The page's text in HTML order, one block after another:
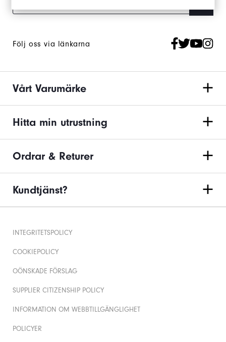
Följ oss via länkarna
Vårt Varumärke
Hitta min utrustning
Ordrar & Returer
Kundtjänst?
INTEGRITETSPOLICY
COOKIEPOLICY
OÖNSKADE FÖRSLAG
SUPPLIER CITIZENSHIP POLICY
INFORMATION OM WEBBTILLGÄNGLIGHET
POLICYER